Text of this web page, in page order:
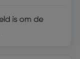
is om de